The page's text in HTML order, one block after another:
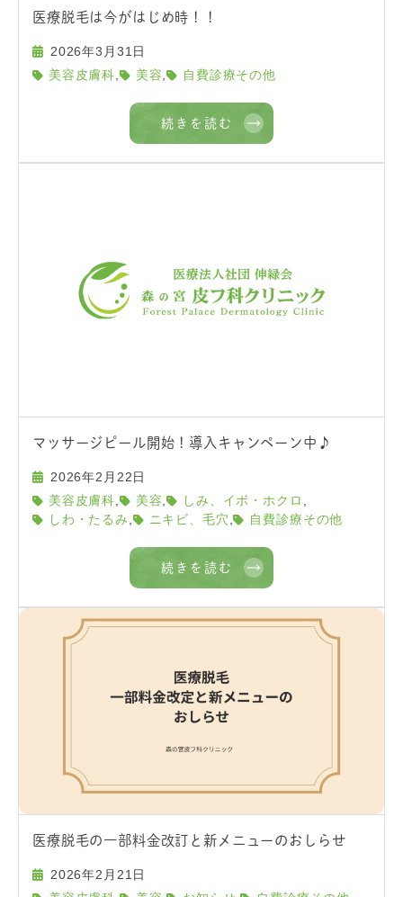
医療脱毛は今がはじめ時！！
2026年3月31日
美容皮膚科
美容 , 自費診療その他
続きを読む
マッサージピール開始！導入キャンペーン中♪
2026年2月22日
美容皮膚科, 美容, しみ、イボ・ホクロ ,
しわ・たるみ , ニキビ、毛穴 , 自費診療その他
続きを読む
医療脱毛の一部料金改訂と新メニューのおしらせ
2026年2月21日